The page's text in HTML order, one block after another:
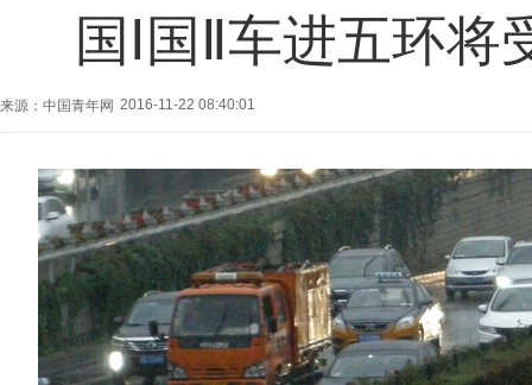
国Ⅰ国Ⅱ车进五环
来源：中国青年网 2016-11-22 08:40:01